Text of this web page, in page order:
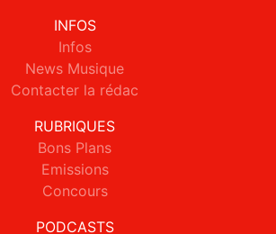
INFOS
Infos
News Musique
Contacter la rédac
RUBRIQUES
Bons Plans
Emissions
Concours
PODCASTS